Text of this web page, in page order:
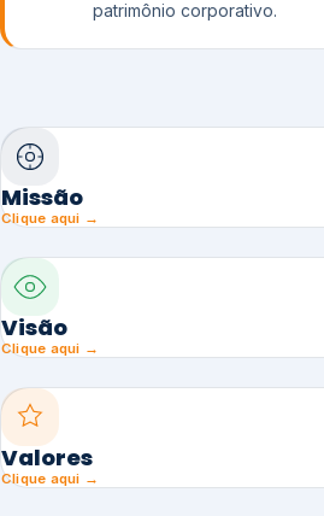
patrimônio corporativo.
Missão
Clique aqui →
Visão
Clique aqui →
Valores
Clique aqui →